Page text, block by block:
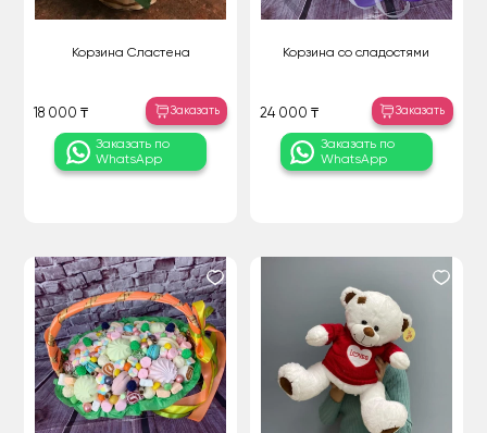
Корзина Сластена
18 000 ₸ Заказать
Заказать по
WhatsApp
Корзина со сладостями
24 000 ₸ Заказать
Заказать по
WhatsApp